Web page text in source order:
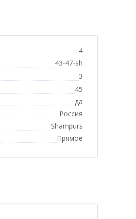
4
43-47-sh
3
45
да
Россия
Shampurs
Прямое